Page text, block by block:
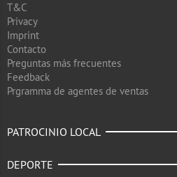
T&C
Privacy
Imprint
Contacto
Preguntas más frecuentes
Feedback
Prgramma de agentes de ventas
PATROCINIO LOCAL
DEPORTE